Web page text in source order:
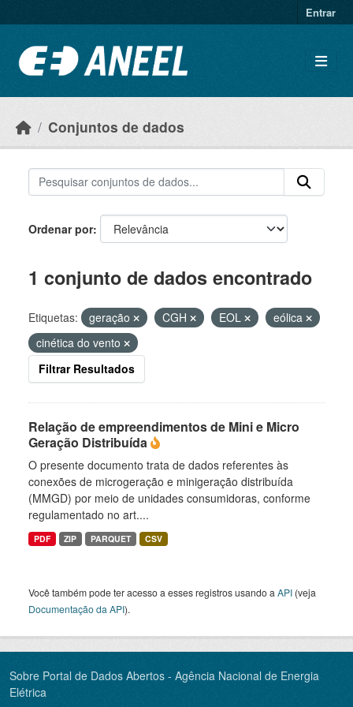
Entrar
Conjuntos de dados
Ordenar por
1 conjunto de dados encontrado
Etiquetas: geração CGH EOL
eólica
cinética do vento
Filtrar Resultados
Relação de empreendimentos de Mini e Micro
Geração Distribuída
O presente documento trata de dados referentes às
conexões de microgeração e minigeração distribuída
(MMGD) por meio de unidades consumidoras, conforme
regulamentado no art....
PDF ZIP PARQUET CSV
Você também pode ter acesso a esses registros usando a API (veja
Documentação da API).
Sobre Portal de Dados Abertos - Agência Nacional de Energia
Elétrica